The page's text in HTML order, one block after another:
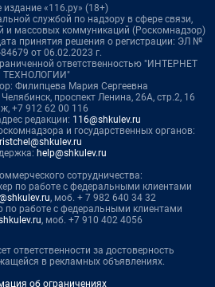
издание «116.ру» (18+)
службой по надзору в сфере связи,
и массовых коммуникаций (Роскомнадзор)
принятия решения о регистрации: ЭЛ №
от 06.02.2023 г.
ответственностью "ИНТЕРНЕТ
ТЕХНОЛОГИИ"
Филипцева Мария Сергеевна
проспект Ленина, 26А, стр.2, 16
+7 912 62 00 116
редакции: 116@shkulev.ru
и государственных органов:
help@shkulev.ru
сотрудничества:
по работе с федеральными клиентами
, моб. + 7 982 640 34 32
по работе с федеральными клиентами
, моб. +7 910 402 4056
ответственности за достоверность
в рекламных объявлениях.
об ограничениях